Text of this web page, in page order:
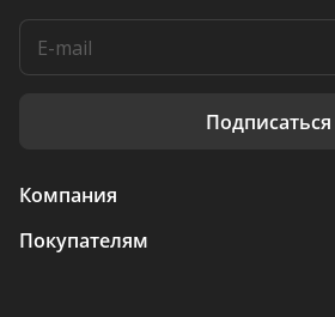
Подписаться
Компания
Покупателям